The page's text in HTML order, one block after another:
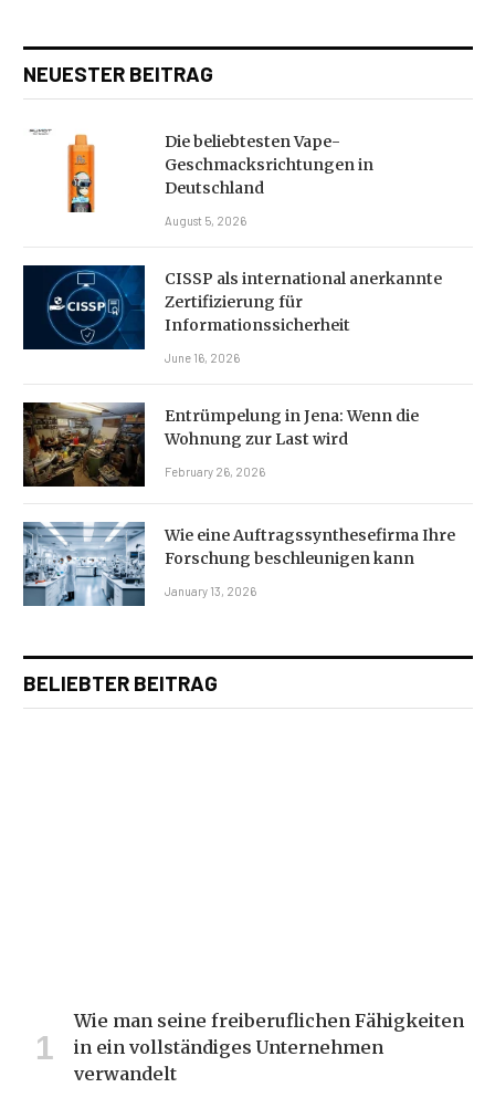
NEUESTER BEITRAG
Die beliebtesten Vape-
Geschmacksrichtungen in
Deutschland
August 5, 2026
CISSP als international anerkannte
Zertifizierung für
Informationssicherheit
June 16, 2026
Entrümpelung in Jena: Wenn die
Wohnung zur Last wird
February 26, 2026
Wie eine Auftragssynthesefirma Ihre
Forschung beschleunigen kann
January 13, 2026
BELIEBTER BEITRAG
Wie man seine freiberuflichen Fähigkeiten
in ein vollständiges Unternehmen
verwandelt